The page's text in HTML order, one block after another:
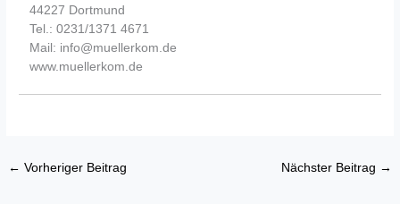
44227 Dortmund
Tel.: 0231/1371 4671
Mail: info@muellerkom.de
www.muellerkom.de
← Vorheriger Beitrag Nächster Beitrag →